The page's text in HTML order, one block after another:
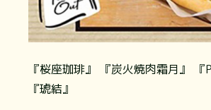
『桜座珈琲』 『炭火焼肉霜月』 『
『琥結』